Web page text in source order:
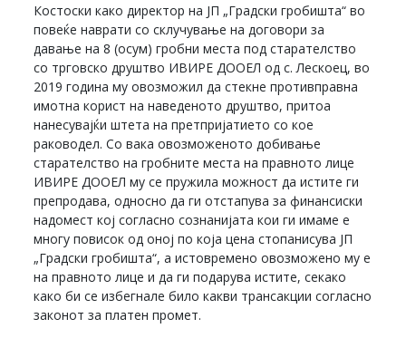
Костоски како директор на ЈП „Градски гробишта“ во
повеќе наврати со склучување на договори за
давање на 8 (осум) гробни места под старателство
со трговско друштво ИВИРЕ ДООЕЛ од с. Лескоец, во
2019 година му овозможил да стекне противправна
имотна корист на наведеното друштво, притоа
нанесувајќи штета на претпријатието со кое
раководел. Со вака овозможеното добивање
старателство на гробните места на правното лице
ИВИРЕ ДООЕЛ му се пружила можност да истите ги
препродава, односно да ги отстапува за финансиски
надомест кој согласно сознанијата кои ги имаме е
многу повисок од оној по која цена стопанисува ЈП
„Градски гробишта“, а истовремено овозможено му е
на правното лице и да ги подарува истите, секако
како би се избегнале било какви трансакции согласно
законот за платен промет.